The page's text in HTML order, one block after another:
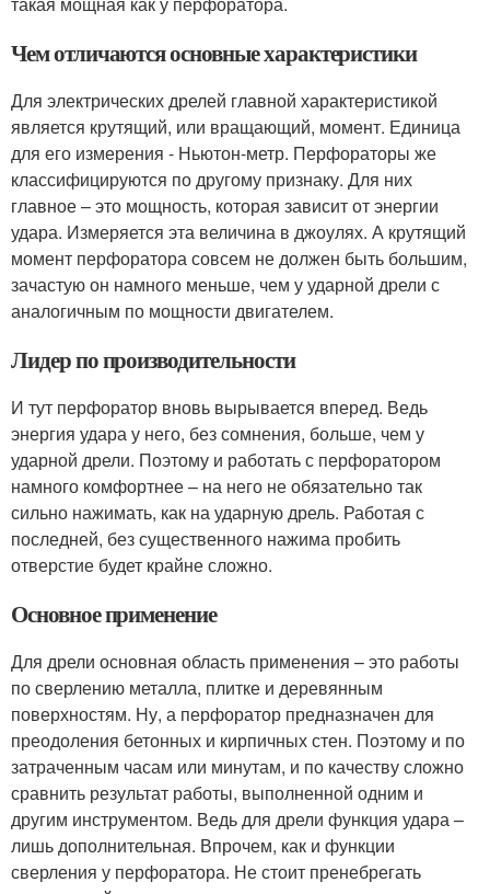
Чем отличаются основные характеристики
Для электрических дрелей главной характеристикой
является крутящий, или вращающий, момент. Единица
для его измерения - Ньютон-метр. Перфораторы же
классифицируются по другому признаку. Для них
главное – это мощность, которая зависит от энергии
удара. Измеряется эта величина в джоулях. А крутящий
момент перфоратора совсем не должен быть большим,
зачастую он намного меньше, чем у ударной дрели с
аналогичным по мощности двигателем.
Лидер по производительности
И тут перфоратор вновь вырывается вперед. Ведь
энергия удара у него, без сомнения, больше, чем у
ударной дрели. Поэтому и работать с перфоратором
намного комфортнее – на него не обязательно так
сильно нажимать, как на ударную дрель. Работая с
последней, без существенного нажима пробить
отверстие будет крайне сложно.
Основное применение
Для дрели основная область применения – это работы
по сверлению металла, плитке и деревянным
поверхностям. Ну, а перфоратор предназначен для
преодоления бетонных и кирпичных стен. Поэтому и по
затраченным часам или минутам, и по качеству сложно
сравнить результат работы, выполненной одним и
другим инструментом. Ведь для дрели функция удара –
лишь дополнительная. Впрочем, как и функции
сверления у перфоратора. Не стоит пренебрегать